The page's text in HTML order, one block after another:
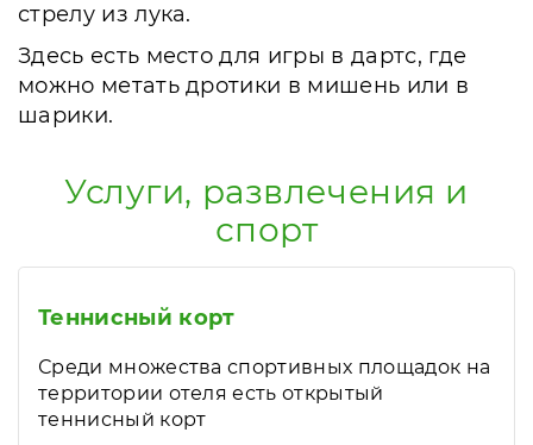
стрелу из лука.
Здесь есть место для игры в дартс, где
можно метать дротики в мишень или в
шарики.
Услуги, развлечения и
спорт
Теннисный корт
Среди множества спортивных площадок на
территории отеля есть открытый
теннисный корт